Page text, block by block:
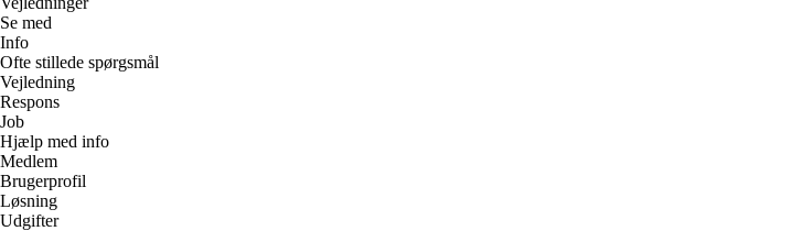
Se med
Info
Ofte stillede spørgsmål
Vejledning
Respons
Job
Hjælp med info
Medlem
Brugerprofil
Løsning
Udgifter